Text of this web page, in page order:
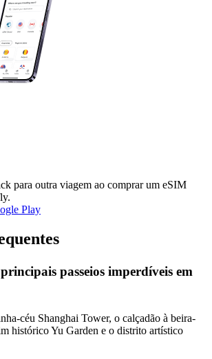
para outra viagem ao comprar um eSIM
passeios imperdíveis em
céu Shanghai Tower, o calçadão à beira-
histórico Yu Garden e o distrito artístico